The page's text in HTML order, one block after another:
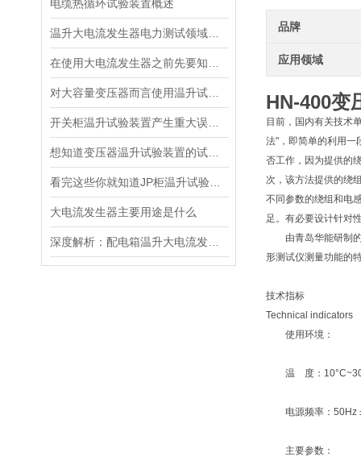
电缆热循环试验装置概述
大电流发生器主要用途是什么
品牌
应用领域
HN-400变
目前，国内有关技术
法"，即简单的利用一
否工作，因为提供的
次，该方法提供的绕
不同参数的绕组和电
足。有必要设计针对
由青岛华能研制的
形测试仪测量功能的
技术指标
Technical
使用环境：
温 度：
电源频率：50Hz
主要参数：